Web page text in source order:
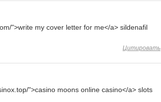
">write my cover letter for me</a> sildenafil
Цитировать
">casino moons online casino</a> slots